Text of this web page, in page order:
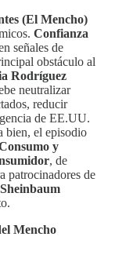
(El Mencho)
Confianza
señales de
obstáculo al
Rodríguez
neutralizar
reducir
de EE.UU.
bien, el episodio
y
, de
patrocinadores de
Mencho